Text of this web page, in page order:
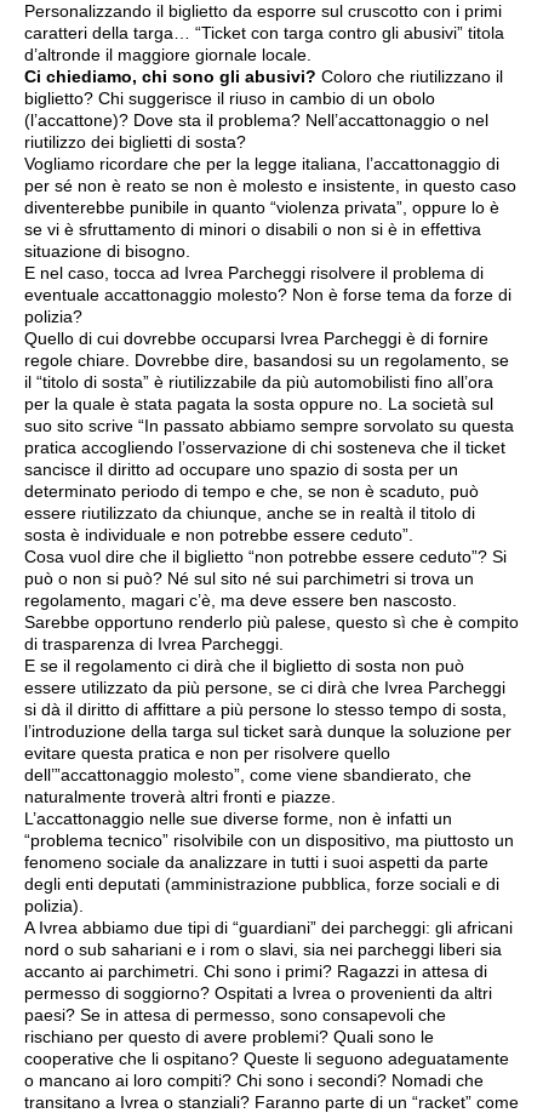
Personalizzando il biglietto da esporre sul cruscotto con i primi
caratteri della targa… “Ticket con targa contro gli abusivi” titola
d’altronde il maggiore giornale locale.
Ci chiediamo, chi sono gli abusivi? Coloro che riutilizzano il
biglietto? Chi suggerisce il riuso in cambio di un obolo
(l’accattone)? Dove sta il problema? Nell’accattonaggio o nel
riutilizzo dei biglietti di sosta?
Vogliamo ricordare che per la legge italiana, l’accattonaggio di
per sé non è reato se non è molesto e insistente, in questo caso
diventerebbe punibile in quanto “violenza privata”, oppure lo è
se vi è sfruttamento di minori o disabili o non si è in effettiva
situazione di bisogno.
E nel caso, tocca ad Ivrea Parcheggi risolvere il problema di
eventuale accattonaggio molesto? Non è forse tema da forze di
polizia?
Quello di cui dovrebbe occuparsi Ivrea Parcheggi è di fornire
regole chiare. Dovrebbe dire, basandosi su un regolamento, se
il “titolo di sosta” è riutilizzabile da più automobilisti fino all’ora
per la quale è stata pagata la sosta oppure no. La società sul
suo sito scrive “In passato abbiamo sempre sorvolato su questa
pratica accogliendo l’osservazione di chi sosteneva che il ticket
sancisce il diritto ad occupare uno spazio di sosta per un
determinato periodo di tempo e che, se non è scaduto, può
essere riutilizzato da chiunque, anche se in realtà il titolo di
sosta è individuale e non potrebbe essere ceduto”.
Cosa vuol dire che il biglietto “non potrebbe essere ceduto”? Si
può o non si può? Né sul sito né sui parchimetri si trova un
regolamento, magari c’è, ma deve essere ben nascosto.
Sarebbe opportuno renderlo più palese, questo sì che è compito
di trasparenza di Ivrea Parcheggi.
E se il regolamento ci dirà che il biglietto di sosta non può
essere utilizzato da più persone, se ci dirà che Ivrea Parcheggi
si dà il diritto di affittare a più persone lo stesso tempo di sosta,
l’introduzione della targa sul ticket sarà dunque la soluzione per
evitare questa pratica e non per risolvere quello
dell’”accattonaggio molesto”, come viene sbandierato, che
naturalmente troverà altri fronti e piazze.
L’accattonaggio nelle sue diverse forme, non è infatti un
“problema tecnico” risolvibile con un dispositivo, ma piuttosto un
fenomeno sociale da analizzare in tutti i suoi aspetti da parte
degli enti deputati (amministrazione pubblica, forze sociali e di
polizia).
A Ivrea abbiamo due tipi di “guardiani” dei parcheggi: gli africani
nord o sub sahariani e i rom o slavi, sia nei parcheggi liberi sia
accanto ai parchimetri. Chi sono i primi? Ragazzi in attesa di
permesso di soggiorno? Ospitati a Ivrea o provenienti da altri
paesi? Se in attesa di permesso, sono consapevoli che
rischiano per questo di avere problemi? Quali sono le
cooperative che li ospitano? Queste li seguono adeguatamente
o mancano ai loro compiti? Chi sono i secondi? Nomadi che
transitano a Ivrea o stanziali? Faranno parte di un “racket” come